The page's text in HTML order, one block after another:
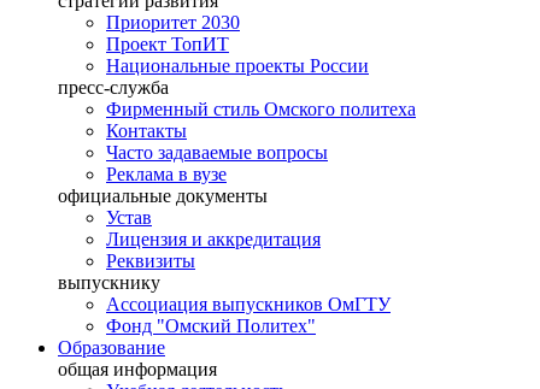
Приоритет 2030
Проект ТопИТ
Национальные проекты России
пресс-служба
Фирменный стиль Омского политеха
Контакты
Часто задаваемые вопросы
Реклама в вузе
официальные документы
Устав
Лицензия и аккредитация
Реквизиты
выпускнику
Ассоциация выпускников ОмГТУ
Фонд "Омский Политех"
Образование
общая информация